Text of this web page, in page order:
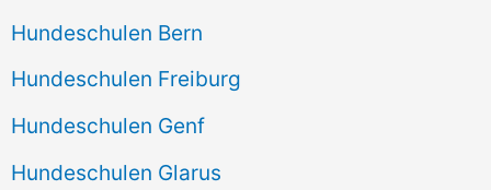
Hundeschulen Bern
Hundeschulen Freiburg
Hundeschulen Genf
Hundeschulen Glarus